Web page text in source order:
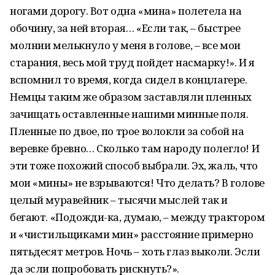
ногами дорогу. Вот одна «мина» полетела на
обочину, за ней вторая… «Если так, – быстрее
молнии мелькнуло у меня в голове, – все мои
старания, весь мой труд пойдет насмарку!». И я
вспомнил то время, когда сидел в концлагере.
Немцы таким же образом заставляли пленных
зачищать оставленные нашими минные поля.
Пленные по двое, по трое волокли за собой на
веревке бревно… Сколько там народу полегло! И
эти тоже похожий способ выбрали. Эх, жаль, что
мои «мины» не взрываются! Что делать? В голове
целый муравейник – тысячи мыслей так и
бегают. «Подожди-ка, думаю, – между трактором
и «чистильщиками мин» расстояние примерно
пятьдесят метров. Ночь – хоть глаз выколи. Эсли
да эсли попробовать рискнуть?».